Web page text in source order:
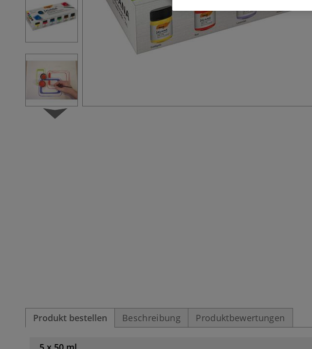
Produkt bestellen Beschreibung Produktbewertungen